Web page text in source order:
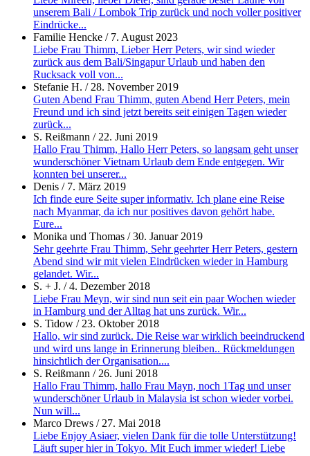
unserem Bali / Lombok Trip zurück und noch voller positiver
Eindrücke...
Familie Hencke / 7. August 2023
Liebe Frau Thimm, Lieber Herr Peters, wir sind wieder
zurück aus dem Bali/Singapur Urlaub und haben den
Rucksack voll von...
Stefanie H. / 28. November 2019
Guten Abend Frau Thimm, guten Abend Herr Peters, mein
Freund und ich sind jetzt bereits seit einigen Tagen wieder
zurück...
S. Reißmann / 22. Juni 2019
Hallo Frau Thimm, Hallo Herr Peters, so langsam geht unser
wunderschöner Vietnam Urlaub dem Ende entgegen. Wir
konnten bei unserer...
Denis / 7. März 2019
Ich finde eure Seite super informativ. Ich plane eine Reise
nach Myanmar, da ich nur positives davon gehört habe.
Eure...
Monika und Thomas /30. Januar 2019
Sehr geehrte Frau Thimm, Sehr geehrter Herr Peters, gestern
Abend sind wir mit vielen Eindrücken wieder in Hamburg
gelandet. Wir...
S. + J. /4. Dezember 2018
Liebe Frau Meyn, wir sind nun seit ein paar Wochen wieder
in Hamburg und der Alltag hat uns zurück. Wir...
S. Tidow / 23. Oktober 2018
Hallo, wir sind zurück. Die Reise war wirklich beeindruckend
und wird uns lange in Erinnerung bleiben.. Rückmeldungen
hinsichtlich der Organisation....
S. Reißmann / 26. Juni 2018
Hallo Frau Thimm, hallo Frau Mayn, noch 1Tag und unser
wunderschöner Urlaub in Malaysia ist schon wieder vorbei.
Nun will...
Marco Drews / 27. Mai 2018
Liebe Enjoy Asiaer, vielen Dank für die tolle Unterstützung!
Läuft super hier in Tokyo. Mit Euch immer wieder! Liebe